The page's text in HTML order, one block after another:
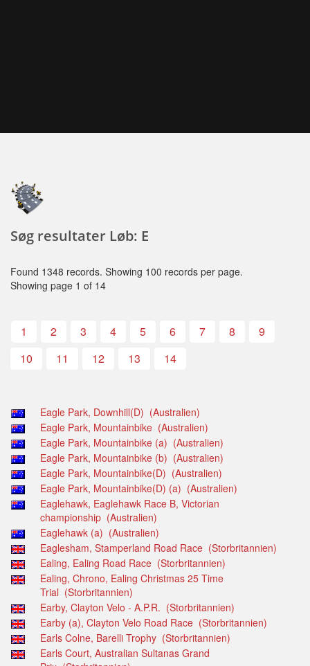
Søg resultater Løb: E
Found 1348 records. Showing 100 records per page.
Showing page 1 of 14
1 2 3 4 5 6 7 8
9
10
11 12 13 14
Eagle Park, Downhill(D) (Australien)
Eagle Park, Mountainbike (Australien)
Eagle Park, Mountainbike (a) (Australien)
Eagle Park, Mountainbike (b) (Australien)
Eagle Park, Mountainbike(D) (Australien)
Eagle Park, Mountainbike(D) (a) (Australien)
Eaglehawk, Eaglehawk Race B, Victorian
championship (Australien)
Eaglehawk (a) (Australien)
Eaglesham, Stamperland Road Race (Storbritannien)
Ealing, Ealing Road Race (Storbritannien)
Ealing, Chrono, Ealing Christmas 25 Time
Trial (Storbritannien)
Earby, Clayton Velo - A.P.R. (Storbritannien)
Earby (a), Clayton Velo Road Race (Storbritannien)
Earls Colne, Barelli Trophy (Storbritannien)
Earls Court, Australian Sultanas Grand